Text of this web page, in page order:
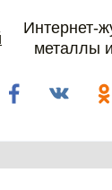
Интернет-
металлы